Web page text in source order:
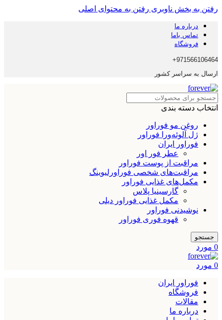
رفتن به بخش ناوبری رفتن به محتوای اصلی
درباره ما
تماس باما
فروشگاه
971566106464+
ارسال به سراسر کشور
انتخاب دسته بندی
روغن مو فوراور
ژل آلوئه‌ورا فوراور
فوراور ایران
عطر فور اور
مراقبت از پوست فوراور
مراقبت‌های شخصی فوراورلیوینگ
مکمل‌های غذایی فوراور
گارسینیا پلاس
مکمل غذایی فوراور دیلی
نوشیدنی فوراور
قهوه فوری فوراور
جستجو
0 مورد
0 مورد
فوراور ایران
فروشگاه
مقالات
درباره ما